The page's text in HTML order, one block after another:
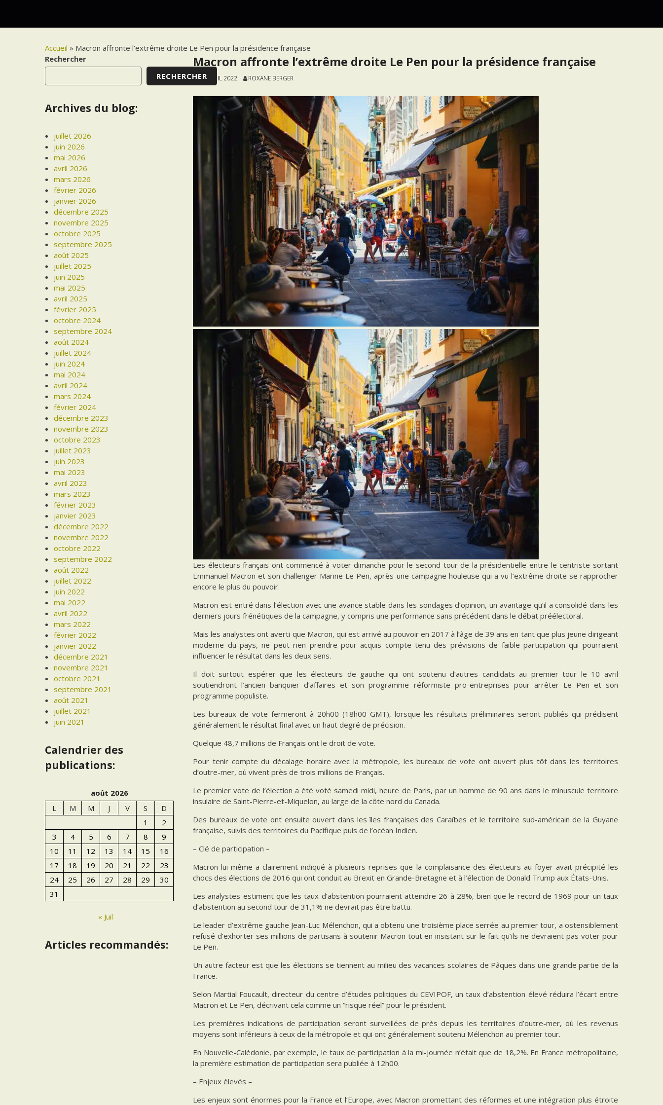
Accueil » Macron affronte l’extrême droite Le Pen pour la présidence française
Macron affronte l’extrême droite Le Pen pour la présidence française
24 AVRIL 2022 ROXANE BERGER
Les électeurs français ont commencé à voter dimanche pour le second tour de la présidentielle entre le centriste sortant
Emmanuel Macron et son challenger Marine Le Pen, après une campagne houleuse qui a vu l’extrême droite se rapprocher
encore le plus du pouvoir.
Macron est entré dans l’élection avec une avance stable dans les sondages d’opinion, un avantage qu’il a consolidé dans les
derniers jours frénétiques de la campagne, y compris une performance sans précédent dans le débat préélectoral.
Mais les analystes ont averti que Macron, qui est arrivé au pouvoir en 2017 à l’âge de 39 ans en tant que plus jeune dirigeant
moderne du pays, ne peut rien prendre pour acquis compte tenu des prévisions de faible participation qui pourraient
influencer le résultat dans les deux sens.
Il doit surtout espérer que les électeurs de gauche qui ont soutenu d’autres candidats au premier tour le 10 avril
soutiendront l’ancien banquier d’affaires et son programme réformiste pro-entreprises pour arrêter Le Pen et son
programme populiste.
Les bureaux de vote fermeront à 20h00 (18h00 GMT), lorsque les résultats préliminaires seront publiés qui prédisent
généralement le résultat final avec un haut degré de précision.
Quelque 48,7 millions de Français ont le droit de vote.
Pour tenir compte du décalage horaire avec la métropole, les bureaux de vote ont ouvert plus tôt dans les territoires
d’outre-mer, où vivent près de trois millions de Français.
Le premier vote de l’élection a été voté samedi midi, heure de Paris, par un homme de 90 ans dans le minuscule territoire
insulaire de Saint-Pierre-et-Miquelon, au large de la côte nord du Canada.
Des bureaux de vote ont ensuite ouvert dans les îles françaises des Caraïbes et le territoire sud-américain de la Guyane
française, suivis des territoires du Pacifique puis de l’océan Indien.
– Clé de participation –
Macron lui-même a clairement indiqué à plusieurs reprises que la complaisance des électeurs au foyer avait précipité les
chocs des élections de 2016 qui ont conduit au Brexit en Grande-Bretagne et à l’élection de Donald Trump aux États-Unis.
Les analystes estiment que les taux d’abstention pourraient atteindre 26 à 28%, bien que le record de 1969 pour un taux
d’abstention au second tour de 31,1% ne devrait pas être battu.
Le leader d’extrême gauche Jean-Luc Mélenchon, qui a obtenu une troisième place serrée au premier tour, a ostensiblement
refusé d’exhorter ses millions de partisans à soutenir Macron tout en insistant sur le fait qu’ils ne devraient pas voter pour
Le Pen.
Un autre facteur est que les élections se tiennent au milieu des vacances scolaires de Pâques dans une grande partie de la
France.
Selon Martial Foucault, directeur du centre d’études politiques du CEVIPOF, un taux d’abstention élevé réduira l’écart entre
Macron et Le Pen, décrivant cela comme un “risque réel” pour le président.
Les premières indications de participation seront surveillées de près depuis les territoires d’outre-mer, où les revenus
moyens sont inférieurs à ceux de la métropole et qui ont généralement soutenu Mélenchon au premier tour.
En Nouvelle-Calédonie, par exemple, le taux de participation à la mi-journée n’était que de 18,2%. En France métropolitaine,
la première estimation de participation sera publiée à 12h00.
– Enjeux élevés –
Les enjeux sont énormes pour la France et l’Europe, avec Macron promettant des réformes et une intégration plus étroite
Rechercher
RECHERCHER
Archives du blog:
juillet 2026
juin 2026
mai 2026
avril 2026
mars 2026
février 2026
janvier 2026
décembre 2025
novembre 2025
octobre 2025
septembre 2025
août 2025
juillet 2025
juin 2025
mai 2025
avril 2025
février 2025
octobre 2024
septembre 2024
août 2024
juillet 2024
juin 2024
mai 2024
avril 2024
mars 2024
février 2024
décembre 2023
novembre 2023
octobre 2023
juillet 2023
juin 2023
mai 2023
avril 2023
mars 2023
février 2023
janvier 2023
décembre 2022
novembre 2022
octobre 2022
septembre 2022
août 2022
juillet 2022
juin 2022
mai 2022
avril 2022
mars 2022
février 2022
janvier 2022
décembre 2021
novembre 2021
octobre 2021
septembre 2021
août 2021
juillet 2021
juin 2021
Calendrier des
publications:
août 2026
L
M M J V S
D
1
2
3
4 5 6 7 8
9
10
11 12 13 14 15
16
17
18 19 20 21 22
23
24
25 26 27 28 29
30
31
« Juil
Articles recommandés: